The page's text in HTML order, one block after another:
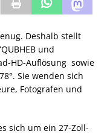
Deshalb stellt
und
HD-Auflösung sowie
Sie wenden sich
Fotografen und
sich um ein 27-Zoll-